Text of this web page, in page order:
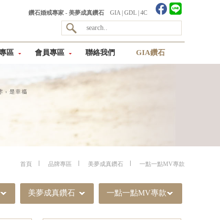
鑽石婚戒專家 - 美夢成真鑽石 GIA| GDL| 4C
區 會員專區 聯絡我們 GIA鑽石
首頁 品牌專區 美夢成真鑽石 一點一點MV專款
美夢成真鑽石 一點一點MV專款